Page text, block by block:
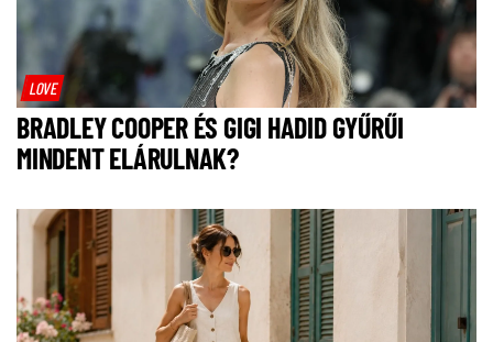
LOVE
BRADLEY COOPER ÉS GIGI HADID GYŰRŰI
MINDENT ELÁRULNAK?